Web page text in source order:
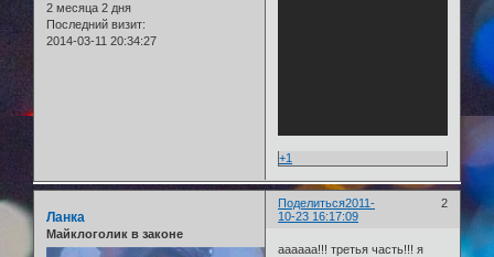
2 месяца 2 дня
Последний визит:
2014-03-11 20:34:27
+1
Поделиться 2
2011-
10-23 16:17:09
Ланка
Майклоголик в законе
аааааа!!! третья часть!!! я